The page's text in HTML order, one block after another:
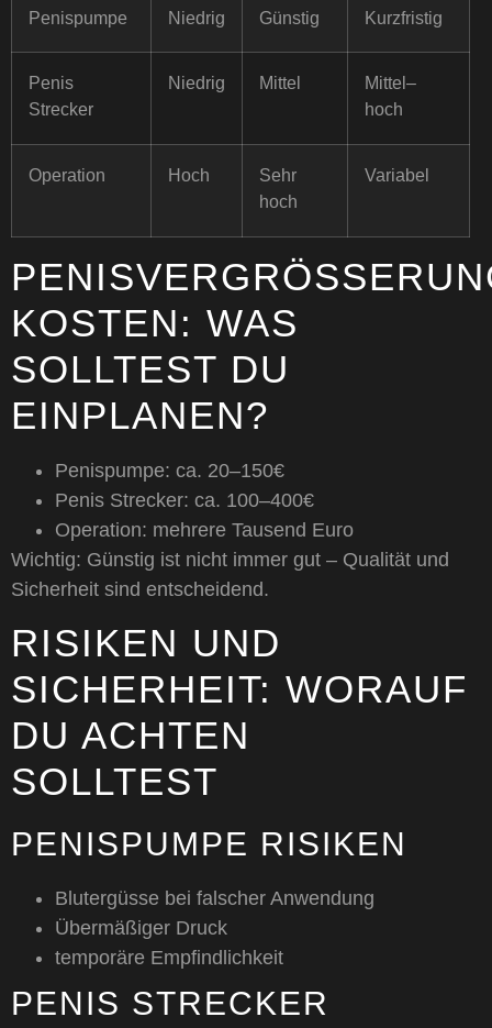
Penispumpe Niedrig Günstig Kurzfristig
Penis
Strecker
Niedrig Mittel
Mittel–
hoch
Operation Hoch
Sehr
hoch
Variabel
PENISVERGRÖSSERUNG
OSTEN: WAS S
OLLTEST DU E
INPLANEN?
Penispumpe: ca. 20–150€
Penis Strecker: ca. 100–400€
Operation: mehrere Tausend Euro
Wichtig: Günstig ist nicht immer gut – Qualität und
Sicherheit sind entscheidend.
RISIKEN UND
SICHERHEIT: WORAUF
DU ACHTEN
SOLLTEST
PENISPUMPE RISIKEN
Blutergüsse bei falscher Anwendung
Übermäßiger Druck
temporäre Empfindlichkeit
PENIS STRECKER